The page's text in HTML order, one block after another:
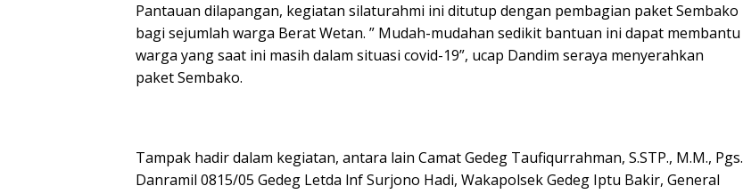
Pantauan dilapangan, kegiatan silaturahmi ini ditutup dengan pembagian paket Sembako
bagi sejumlah warga Berat Wetan. ” Mudah-mudahan sedikit bantuan ini dapat membantu
warga yang saat ini masih dalam situasi covid-19”, ucap Dandim seraya menyerahkan
paket Sembako.
Tampak hadir dalam kegiatan, antara lain Camat Gedeg Taufiqurrahman, S.STP., M.M., Pgs.
Danramil 0815/05 Gedeg Letda lnf Surjono Hadi, Wakapolsek Gedeg Iptu Bakir, General